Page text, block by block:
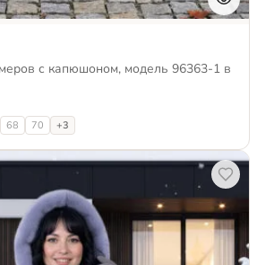
с капюшоном, модель 96363-1 в
68 70 +3